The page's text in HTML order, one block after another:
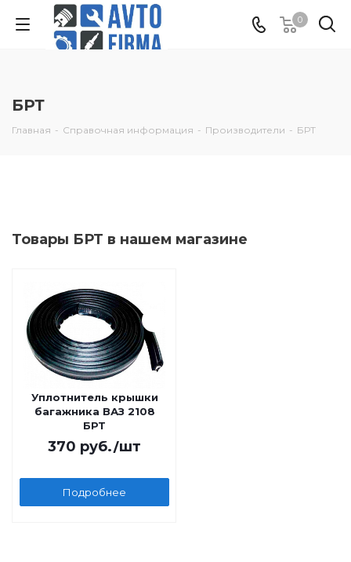
0
БРТ
Главная - Справочная информация - Производители - БРТ
Товары БРТ в нашем магазине
Уплотнитель крышки
багажника ВАЗ 2108
БРТ
370 руб./шт
Подробнее